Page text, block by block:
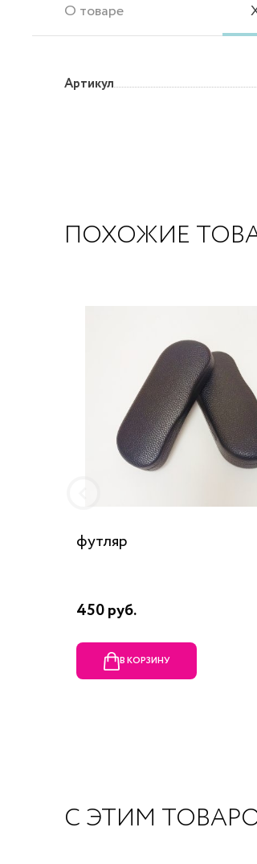
О товаре
Артикул
ПОХОЖИЕ
футляр
450 руб.
В КОРЗИНУ
С ЭТИМ